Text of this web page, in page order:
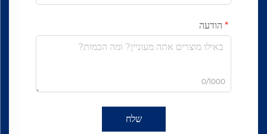
הודעה
0/1000
שלח